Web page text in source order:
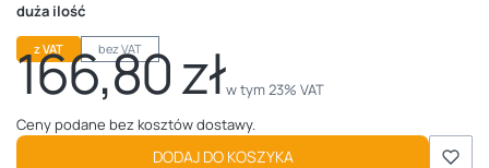
duża ilość
z VAT bez VAT
Cena
166,80 złw tym 23% VAT
w tym23% VAT
Ceny podane bez kosztów dostawy.
DODAJ DO KOSZYKA